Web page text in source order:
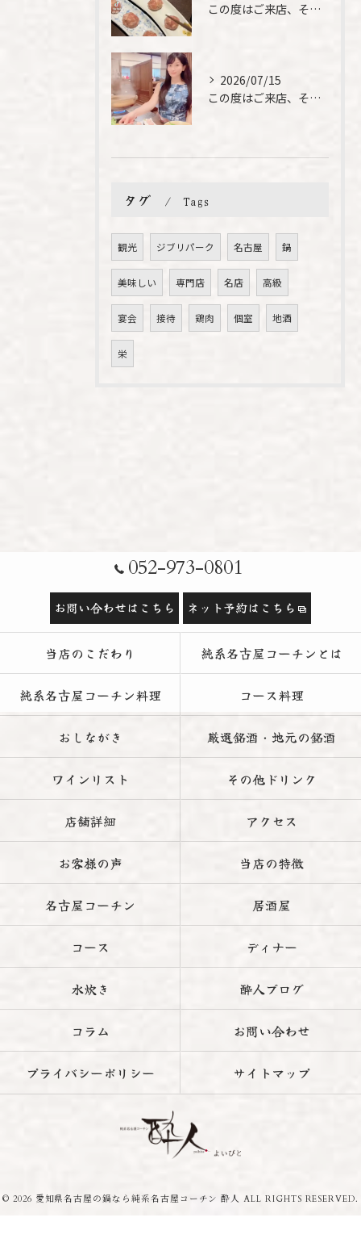
この度はご来店、そして素敵なご紹介誠にありがとうございます✨...
2026/07/15
この度はご来店、そして素敵なご紹介誠にありがとうございます✨...
タグ Tags
観光 ジブリパーク 名古屋 鍋
美味しい 専門店 名店 高級
宴会 接待 鶏肉 個室 地酒
栄
052-973-0801
お問い合わせはこちら ネット予約はこちら
当店のこだわり 純系名古屋コーチンとは
純系名古屋コーチン料理 コース料理
おしながき 厳選銘酒・地元の銘酒
ワインリスト その他ドリンク
店舗詳細 アクセス
お客様の声 当店の特徴
名古屋コーチン 居酒屋
コース ディナー
水炊き 酔人ブログ
コラム お問い合わせ
プライバシーポリシー サイトマップ
© 2026 愛知県名古屋の鍋なら純系名古屋コーチン 酔人 ALL RIGHTS RESERVED.